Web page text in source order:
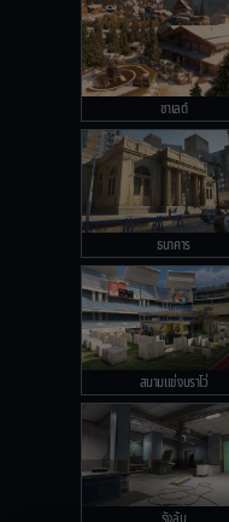
ชาเลต์
ธนาคาร
สนามแข่งบราโว่